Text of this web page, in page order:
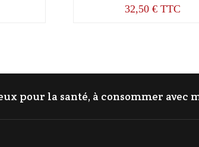
32,50 € TTC
pour la santé, à consommer avec